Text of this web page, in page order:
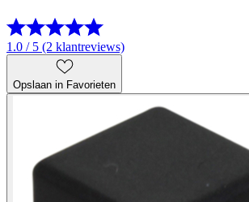
1.0 / 5 (2 klantreviews)
Opslaan in Favorieten